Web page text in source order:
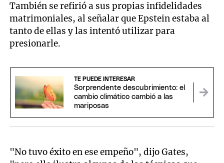
También se refirió a sus propias infidelidades
matrimoniales, al señalar que Epstein estaba al
tanto de ellas y las intentó utilizar para
presionarle.
TE PUEDE INTERESAR
Sorprendente descubrimiento: el
cambio climático cambió a las
mariposas
"No tuvo éxito en ese empeño", dijo Gates,